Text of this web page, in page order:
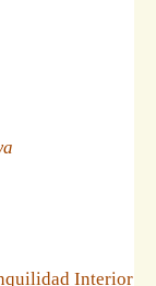
Interior